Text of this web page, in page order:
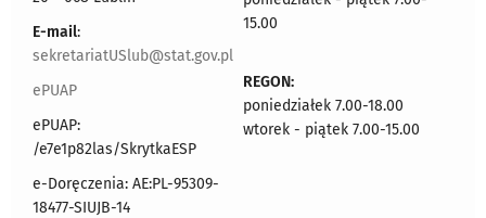
E-mail:
sekretariatUSlub@stat.gov.pl
ePUAP
ePUAP:
/e7e1p82las/SkrytkaESP
e-Doręczenia: AE:PL-95309-
18477-SIUJB-14
15.00
REGON:
poniedziałek 7.00-18.00
wtorek - piątek 7.00-15.00